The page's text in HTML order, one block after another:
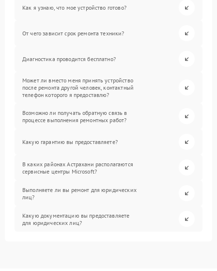
Как я узнаю, что мое устройство готово?
От чего зависит срок ремонта техники?
Диагностика проводится бесплатно?
Может ли вместо меня принять устройство
после ремонта другой человек, контактный
телефон которого я предоставлю?
Возможно ли получать обратную связь в
процессе выполнения ремонтных работ?
Какую гарантию вы предоставляете?
В каких районах Астрахани располагаются
сервисные центры Microsoft?
Выполняете ли вы ремонт для юридических
лиц?
Какую документацию вы предоставляете
для юридических лиц?